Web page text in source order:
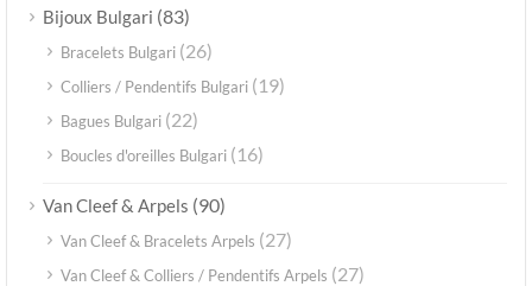
Bijoux Bulgari (83)
Bracelets Bulgari (26)
Colliers / Pendentifs Bulgari (19)
Bagues Bulgari (22)
Boucles d'oreilles Bulgari (16)
Van Cleef & Arpels (90)
Van Cleef & Bracelets Arpels (27)
Van Cleef & Colliers / Pendentifs Arpels (27)